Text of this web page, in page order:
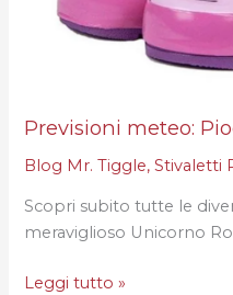
Previsioni meteo:
Blog Mr. Tiggle,Stivaletti
Scopri subito tutte le
meraviglioso Unicorno
Leggi tutto »